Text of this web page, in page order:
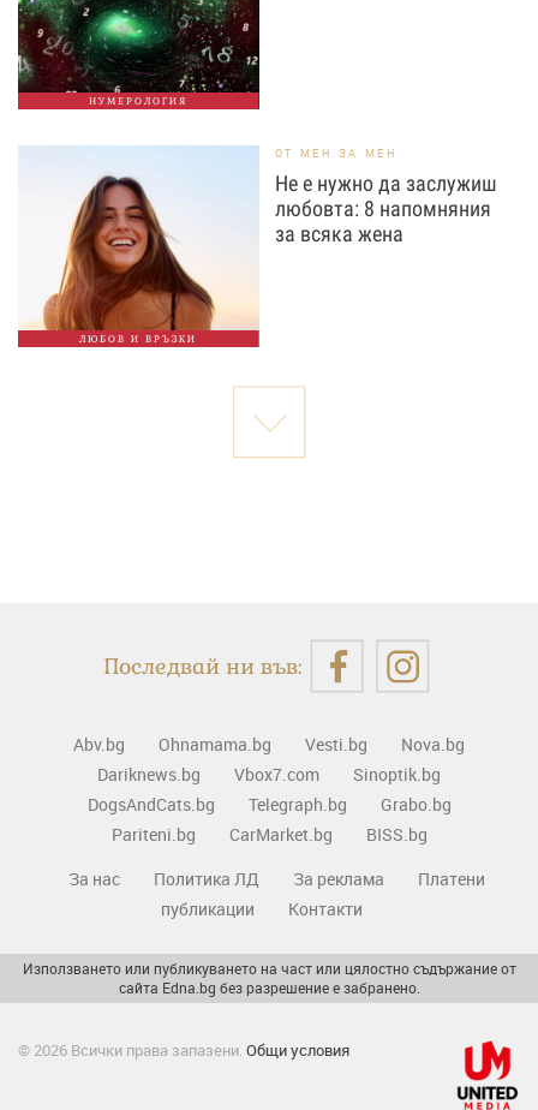
НУМЕРОЛОГИЯ
ЛЮБОВ И ВРЪЗКИ
ОТ МЕН ЗА МЕН
Не е нужно да заслужиш
любовта: 8 напомняния
за всяка жена
Последвай ни във:
Abv.bg Ohnamama.bg Vesti.bg
Nova.bg
Dariknews.bg
Vbox7.com
Sinoptik.bg
DogsAndCats.bg
Telegraph.bg
Grabo.bg
Pariteni.bg
CarMarket.bg
BISS.bg
За нас
Политика ЛД За реклама
Платени
публикации
Контакти
Използването или публикуването на част или цялостно съдържание от
сайта Edna.bg без разрешение е забранено.
© 2026 Всички права запазени. Общи условия